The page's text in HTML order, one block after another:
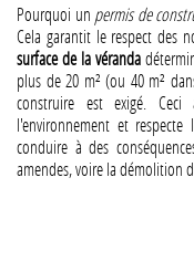
Pourquoi un permis de
Cela garantit le respect des
surface de la véranda
plus de 20 m² (ou 40 m²
construire est exigé.
l'environnement et
conduire à des
amendes, voire la démolition